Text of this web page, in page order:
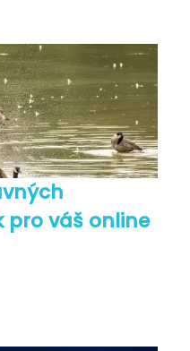
pro váš online